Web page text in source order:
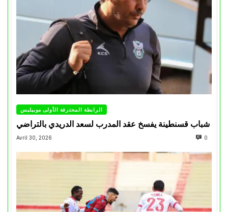
الرابطة المحترفة الأولى موبيليس
شباب قسنطينة يفسخ عقد المدرب لسعد الدريدي بالتراضي
Avril 30, 2026 0